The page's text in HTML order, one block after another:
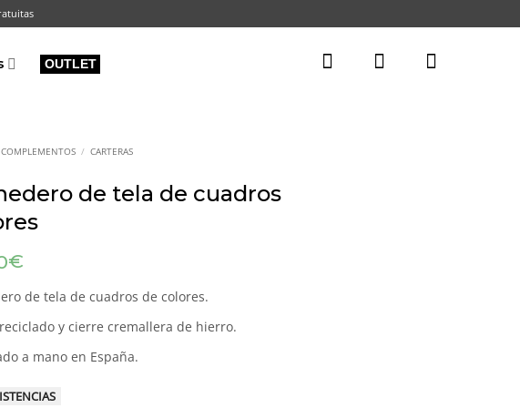
OUTLET
COMPLEMENTOS / CARTERAS
de tela de cuadros
€
de tela de cuadros de colores.
y cierre cremallera de hierro.
a mano en España.